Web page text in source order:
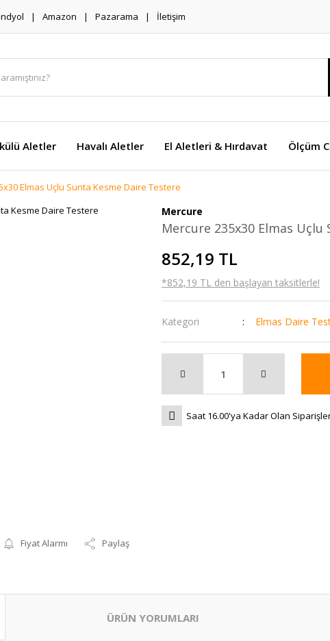
Amazon Pazarama İletişim
Aletler Havalı Aletler El Aletleri & Hırdavat Ölçüm
Elmas Uçlu Sunta Kesme Daire Testere
Fiyat Alarmı Paylaş
Mercure
Mercure 235x30 Elmas
852,19 TL
*852,19 TL den başlayan taksitlerle!
Kategori Elmas Daire
Saat 16.00'ya Kadar Olan
ÜRÜN YORUMLARI